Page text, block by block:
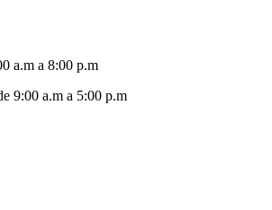
a.m a 8:00 p.m
9:00 a.m a 5:00 p.m